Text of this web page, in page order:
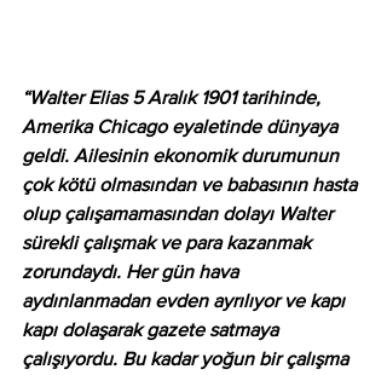
“Walter Elias 5 Aralık 1901 tarihinde,
Amerika Chicago eyaletinde dünyaya
geldi. Ailesinin ekonomik durumunun
çok kötü olmasından ve babasının hasta
olup çalışamamasından dolayı Walter
sürekli çalışmak ve para kazanmak
zorundaydı. Her gün hava
aydınlanmadan evden ayrılıyor ve kapı
kapı dolaşarak gazete satmaya
çalışıyordu. Bu kadar yoğun bir çalışma